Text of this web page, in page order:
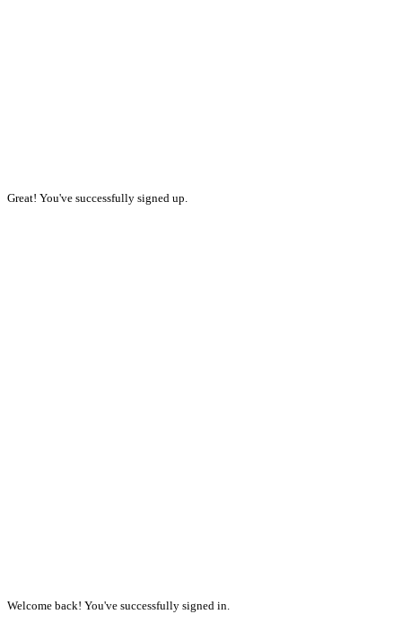
Great! You've successfully signed up.
Welcome back! You've successfully signed in.